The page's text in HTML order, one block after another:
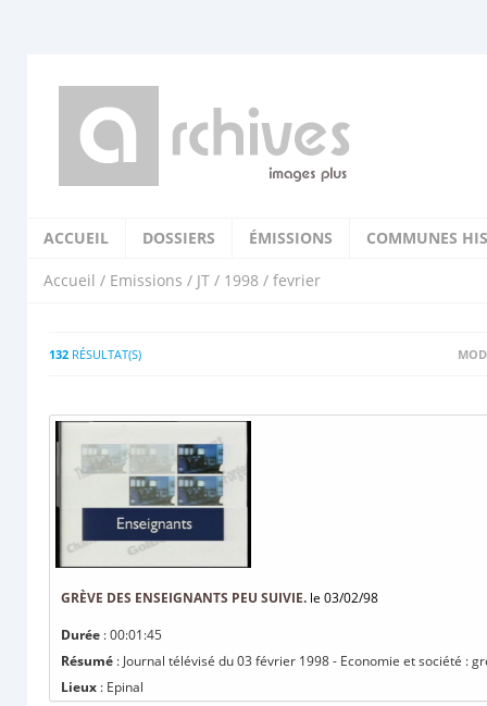
ACCUEIL DOSSIERS ÉMISSIONS COMMUNES
Accueil / Emissions / JT / 1998 / fevrier
132 RÉSULTAT(S)
GRÈVE DES ENSEIGNANTS PEU SUIVIE. le 03/02/98
Durée : 00:01:45
Résumé : Journal télévisé du 03 février 1998 - Economie et société :
Lieux : Epinal